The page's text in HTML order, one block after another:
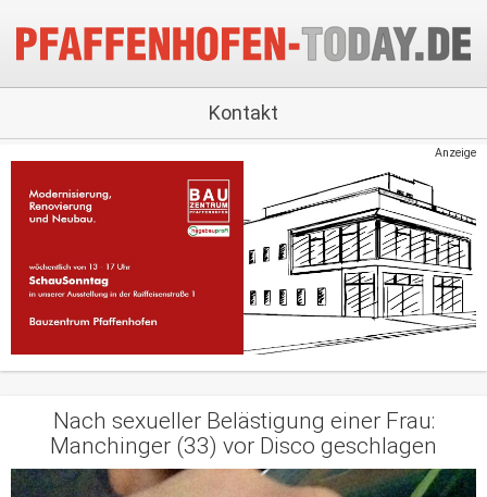
Kontakt
Anzeige
Nach sexueller Belästigung einer Frau:
Manchinger (33) vor Disco geschlagen